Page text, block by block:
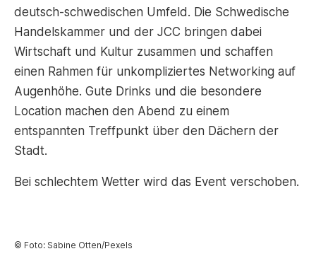
deutsch-schwedischen Umfeld. Die Schwedische
Handelskammer und der JCC bringen dabei
Wirtschaft und Kultur zusammen und schaffen
einen Rahmen für unkompliziertes Networking auf
Augenhöhe. Gute Drinks und die besondere
Location machen den Abend zu einem
entspannten Treffpunkt über den Dächern der
Stadt.
Bei schlechtem Wetter wird das Event verschoben.
© Foto: Sabine Otten/Pexels